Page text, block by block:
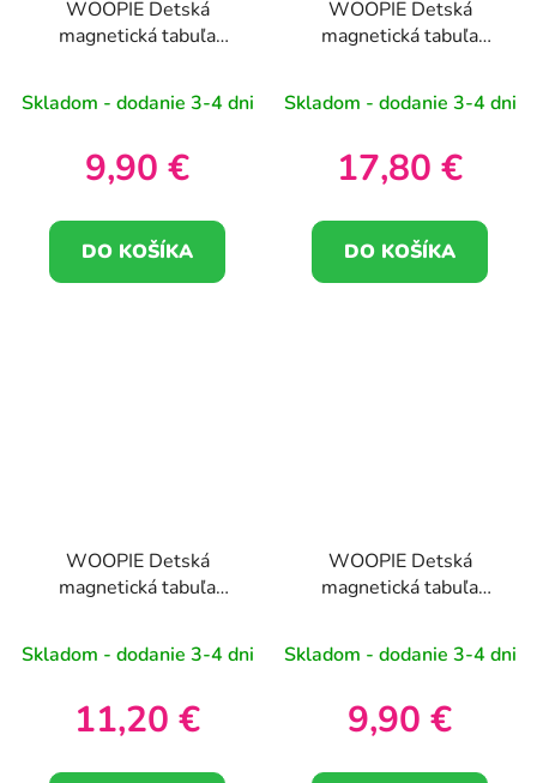
WOOPIE Detská
magnetická tabuľa
Dinosaur
Skladom - dodanie 3-4 dni
9,90 €
DO KOŠÍKA
WOOPIE Detská
magnetická tabuľa
Dinosaur
Skladom - dodanie 3-4 dni
17,80 €
DO KOŠÍKA
WOOPIE Detská
magnetická tabuľa
Rabbit
Skladom - dodanie 3-4 dni
11,20 €
WOOPIE Detská
magnetická tabuľa
Elephant
Skladom - dodanie 3-4 dni
9,90 €